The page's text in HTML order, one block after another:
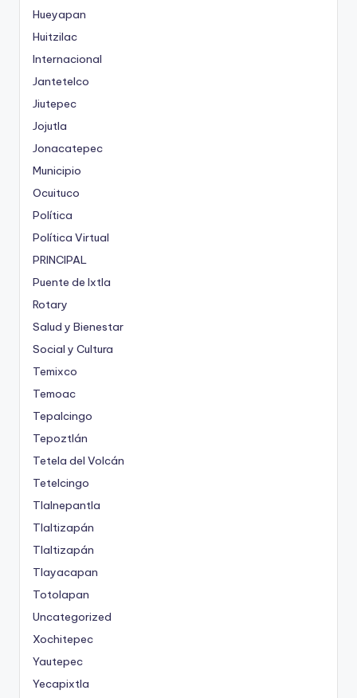
Hueyapan
Huitzilac
Internacional
Jantetelco
Jiutepec
Jojutla
Jonacatepec
Municipio
Ocuituco
Política
Política Virtual
PRINCIPAL
Puente de Ixtla
Rotary
Salud y Bienestar
Social y Cultura
Temixco
Temoac
Tepalcingo
Tepoztlán
Tetela del Volcán
Tetelcingo
Tlalnepantla
Tlaltizapán
Tlaltizapán
Tlayacapan
Totolapan
Uncategorized
Xochitepec
Yautepec
Yecapixtla